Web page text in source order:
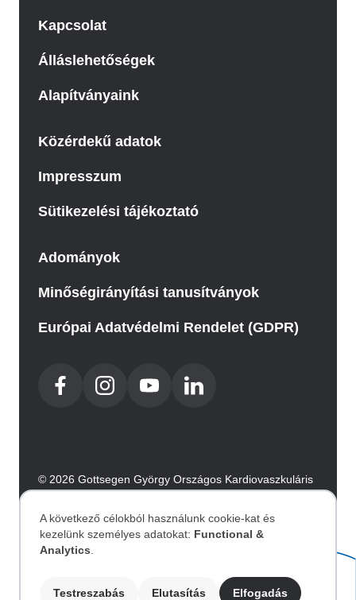
Kapcsolat
Álláslehetőségek
Alapítványaink
Közérdekű adatok
Impresszum
Sütikezelési tájékoztató
Adományok
Minőségirányítási tanusítványok
Európai Adatvédelmi Rendelet (GDPR)
© 2026 Gottsegen György Országos Kardiovaszkuláris
Intézet. Minden jog fenntartva.
Image
Személyes
A következő célokból használunk cookie-kat és
kezelünk személyes adatokat: Functional &
Analytics
Testreszabás Elutasítás Elfogadás